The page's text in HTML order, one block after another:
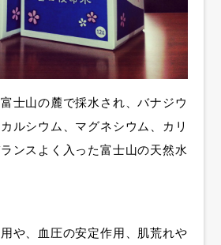
士山の麓で採水され、バナジウ
ルシウム、マグネシウム、カリ
ンスよく入った富士山の天然水
や、血圧の安定作用、肌荒れや